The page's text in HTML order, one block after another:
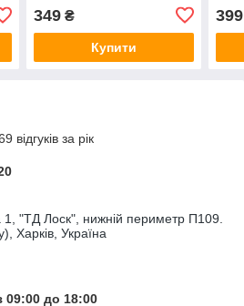
SILVER (RIDER)
RDА079.04-2902408-22
349₴
Купити
399
відгуків за рік
"ТД Лоск", нижній периметр П109.
Харків, Україна
09:00 до 18:00